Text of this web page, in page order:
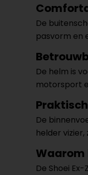
De
pasvorm en
De helm is
motorsport
De
helder
Waarom
De Shoei